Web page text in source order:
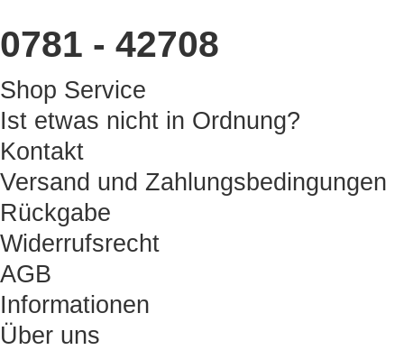
0781 - 42708
Shop Service
Ist etwas nicht in Ordnung?
Kontakt
Versand und Zahlungsbedingungen
Rückgabe
Widerrufsrecht
AGB
Informationen
Über uns